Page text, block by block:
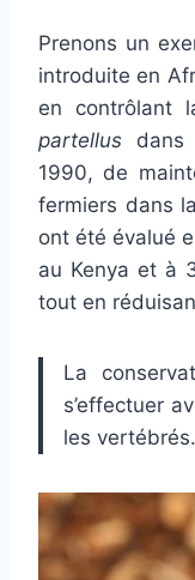
Prenons un
introduite en
en contrôlant
partellus dans
1990, de
fermiers dans
ont été évalué
au Kenya et à
tout en
La
s’effectuer
les vertébrés.